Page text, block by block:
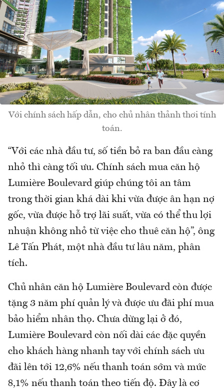
Với chính sách hấp dẫn, cho chủ nhân thảnh thơi tính
toán.
“Với các nhà đầu tư, số tiền bỏ ra ban đầu càng
nhỏ thì càng tối ưu. Chính sách mua căn hộ
Lumière Boulevard giúp chúng tôi an tâm
trong thời gian khá dài khi vừa được ân hạn nợ
gốc, vừa được hỗ trợ lãi suất, vừa có thể thu lợi
nhuận không nhỏ từ việc cho thuê căn hộ”, ông
Lê Tấn Phát, một nhà đầu tư lâu năm, phân
tích.
Chủ nhân căn hộ Lumière Boulevard còn được
tặng 3 năm phí quản lý và được ưu đãi phí mua
bảo hiểm nhân thọ. Chưa dừng lại ở đó,
Lumière Boulevard còn nối dài các đặc quyền
cho khách hàng nhanh tay với chính sách ưu
đãi lên tới 12,6% nếu thanh toán sớm và mức
8,1% nếu thanh toán theo tiến độ. Đây là cơ